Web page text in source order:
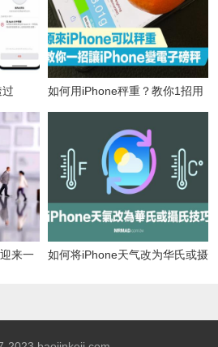
ID配
如何用iPhone秤重？教你1招用
来一
如何将iPhone天气改为华氏或摄